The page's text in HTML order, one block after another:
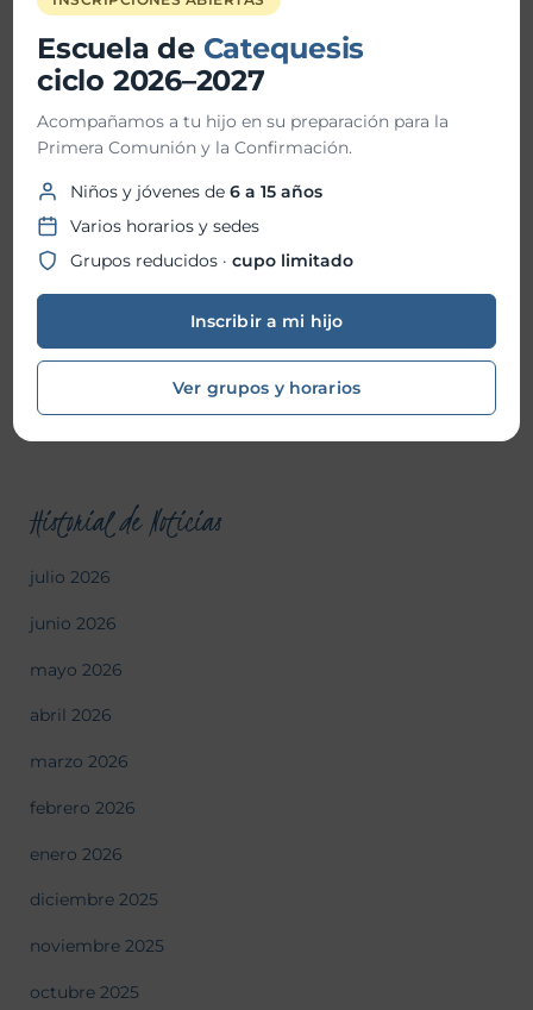
Buscar
Noticas recientes
TrascienD Charla “Santos o Nada”
Vida Plena “Hacia la santidad”
Bendición de Ornamentos
Fiesta Patronal 2026
Historial de Noticias
julio 2026
junio 2026
mayo 2026
abril 2026
marzo 2026
febrero 2026
enero 2026
diciembre 2025
noviembre 2025
octubre 2025
Escuela de Catequesis
ciclo 2026–2027
Acompañamos a tu hijo en su preparación para la
Primera Comunión y la Confirmación.
Niños y jóvenes de6 a 15 años
Varios horarios y sedes
Grupos reducidos ·cupo limitado
Inscribir a mi hijo
Ver grupos y horarios